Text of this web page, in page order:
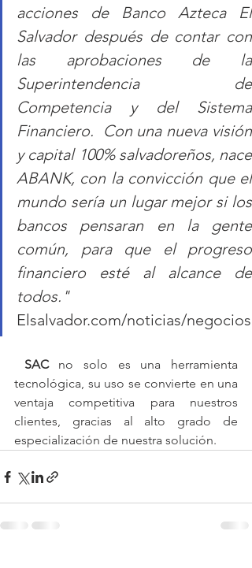
acciones de Banco Azteca El
Salvador después de contar con
las aprobaciones de la
Superintendencia de
Competencia y del Sistema
Financiero.  Con una nueva visión
y capital 100% salvadoreños, nace
ABANK, con la convicción que el
mundo sería un lugar mejor si los
bancos pensaran en la gente
común, para que el progreso
financiero esté al alcance de
todos."
SAC no solo es una herramienta
tecnológica, su uso se convierte en una
ventaja competitiva para nuestros
clientes, gracias al alto grado de
especialización de nuestra solución.